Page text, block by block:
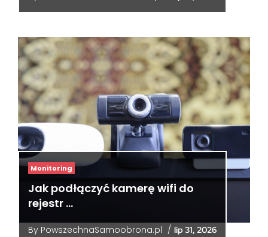
Monitoring
Jak podłączyć kamerę wifi do
rejestr …
By PowszechnaSamoobrona.pl / lip 31, 2026